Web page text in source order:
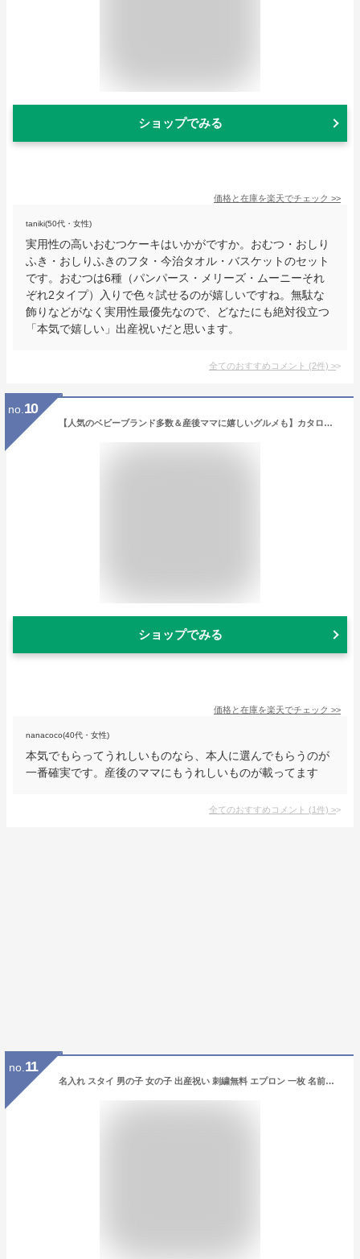
ショップでみる
価格と在庫を楽天でチェック >>
taniki(50代・女性)
実用性の高いおむつケーキはいかがですか。おむつ・おしり
ふき・おしりふきのフタ・今治タオル・バスケットのセット
です。おむつは6種（パンパース・メリーズ・ムーニーそれ
ぞれ2タイプ）入りで色々試せるのが嬉しいですね。無駄な
飾りなどがなく実用性最優先なので、どなたにも絶対役立つ
「本気で嬉しい」出産祝いだと思います。
全てのおすすめコメント (2件) >
no. 10
【人気のベビーブランド多数＆産後ママに嬉しいグルメも】カタログギフト 出産祝い のびのびbaby 5800円コース あそぼ！ 出産祝い ギフト 人気 出産 誕生日 ベビー 赤ちゃん 子供 キッズ おもちゃ 用品 男の子 女の子 ギフトセット ラッピング のし 送料無料 5000円
ショップでみる
価格と在庫を楽天でチェック >>
nanacoco(40代・女性)
本気でもらってうれしいものなら、本人に選んでもらうのが
一番確実です。産後のママにもうれしいものが載ってます
全てのおすすめコメント (1件) >
no. 11
名入れ スタイ 男の子 女の子 出産祝い 刺繍無料 エプロン 一枚 名前入り よだれかけ 保育園 ベビー 可愛い プレゼント 新生児 マタニティ お祝い よだれかけ